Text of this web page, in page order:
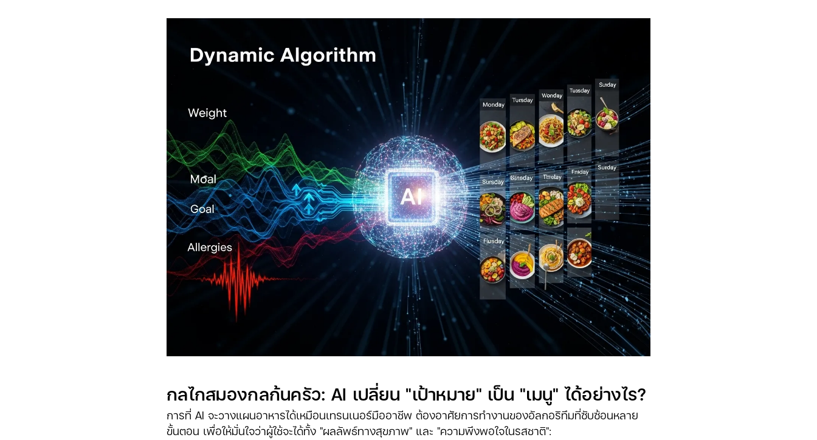
กลไกสมองกลก้นครัว: AI เปลี่ยน "เป้าหมาย" เป็น "เมนู" ได้อย่างไร?
การที่ AI จะวางแผนอาหารได้เหมือนเทรนเนอร์มืออาชีพ ต้องอาศัยการทำงานของอัลกอริทึมที่ซับซ้อนหลาย
ขั้นตอน เพื่อให้มั่นใจว่าผู้ใช้จะได้ทั้ง "ผลลัพธ์ทางสุขภาพ" และ "ความพึงพอใจในรสชาติ":